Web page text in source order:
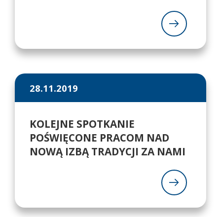
28.11.2019
KOLEJNE SPOTKANIE
POŚWIĘCONE PRACOM NAD
NOWĄ IZBĄ TRADYCJI ZA NAMI